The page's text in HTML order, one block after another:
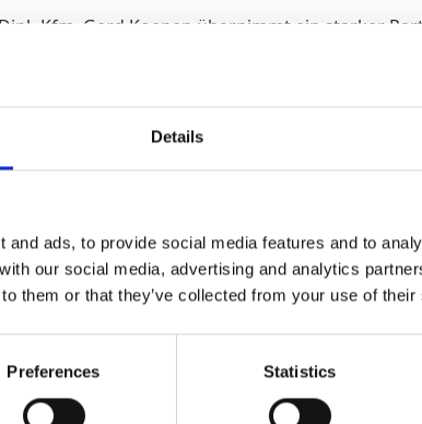
Details
and ads, to provide social media features and to
our social media, advertising and analytics
them or that they’ve collected from your use of
Preferences Statistics
Kfm. Gerd Koenen übernimmt ein starker
bringt frischen Wind: Als Steuerberater,
er beide Seiten. Er treibt die Digitalisierung
sondern um Ihnen Zeit zu verschaffen für das,